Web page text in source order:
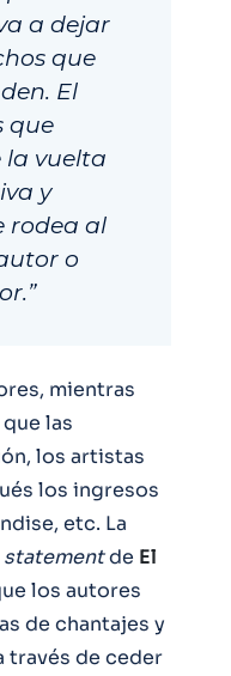
a dejar
que
El
que
la vuelta
y
rodea al
o
mientras
las
los artistas
los ingresos
etc. La
statementde El
los autores
de chantajes y
través de ceder